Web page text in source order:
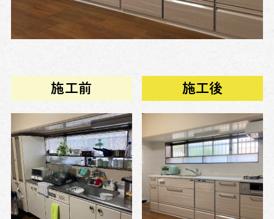
施工前 施工後